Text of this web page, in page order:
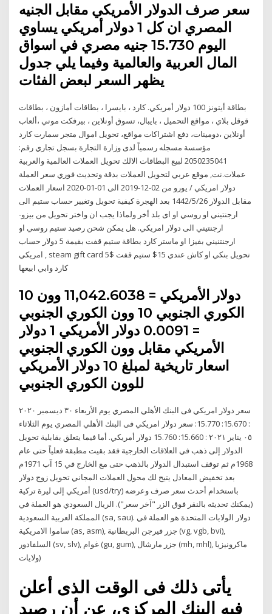
سعر صرف الدولار الأمريكي مقابل الجنيه
المصري ان كل 1 دولار أمريكي يساوي
اليوم 15.730 جنيه مصري في اسواق
المال العربية والعالمية وفيما يلي جدول
يظهر السعر لبعض الفئات
بطاقة أيتونز 100 دولار أمريكي. كارد ، بايسرا ، بطاقات أمازون ، بطاقات
قوقل بلاي ، مواقع التحميل ، بايبال، تسوق أونلاين ، بيرفكت موني ،ألعاب
أونلاين ،دومينات، دفع اشتراكات مواقع، تحويل اموال متجر سمارت كارد
مؤسسة مسجله رسمياً لدى وزارة التجارة بسجل تجاري رقم:
2050235041 لبيع البطاقات الالك تحويل العملات العالمية والعربية
عملات.نت, موقع عربي لتحويل العملات بدقة وتحديث فوري سعر العملة
دولار امريكي / يورو من 02-12-2019 الى 01-01-2020 اسعار العملات
مقابل الدولار 26‏‏/5‏‏/1442 بعد الهجرة كيفية تحويل وتغيير حساب ستيم الى
ارجنتيني او روسي او اى بلد أخر ولماذا يجب ان واختر تحويل من بيزو-
ارجنتيني الى دولار امريكي. هل يمكن شحن رصيد ستيم روسي او
ارجنتنيني بفيزا او ماستر كارد بطاقة ستيم قفت بقيمة 5 دولار حساب
امريكي , steam gift card 5$ تحويل بنكي او كاش عندي 15$ ستيم قفت
كارد وابي ابيعها
10 دولار الأمريكي = 11,042.6038 وون
الكوري الجنوبي 10 وون الكوري الجنوبي
= 0.0091 دولار الأمريكي 1 دولار
الأمريكي مقابل وون الكوري الجنوبي
اسعار تاريخية لمبلغ 10 دولار الأمريكي
للوون الكوري الجنوبي
سعر دولار امريكي فى البنك الأهلي المصري يوم الأربعاء ٣٠ ديسمبر ٢٠٢٠
: 15.670: 15.770: سعر دولار امريكي فى البنك الأهلي المصري يوم الثلاثاء
٠٥ يناير ٢٠٢١ : 15.660: 15.760 دولار أمريكي. أما فيما يتعلق بقابلية تحويل
الدولار إلى ذهب في العلاقات الخارجية فقد بقيت مطبقة فعلياً حتى عام
1968م ثم توقف استبدال الدولار بالذهب حتى مع الخارج في 15 آب 1971م
بعد تخفيض المعادل يتيح لك محول العملات المجاني تحويل زوج دولار
أمريكي إلى ليرة تركية (usd/try) باستخدام أحدث سعر صرف وعرضه
(يمكنك تحديثه بالنقر فوق الزر "آخر سعر"). الريال السعودي هو العملة في
المملكة العربية السعودية (sa, sau). دولار الولايات المتحدة هو العملة في
ساموا الامريكية (as, asm), جزر فيرجن البريطانية (vg, vgb, bvi),
السلفادور (sv, slv), غوام (gu, gum), جزر مارشال (mh, mhl), ماكرونيزيا
(ولايات
يأتى ذلك فى الوقت الذى أعلن
فيه البنك المركزى، عن أن رصيد